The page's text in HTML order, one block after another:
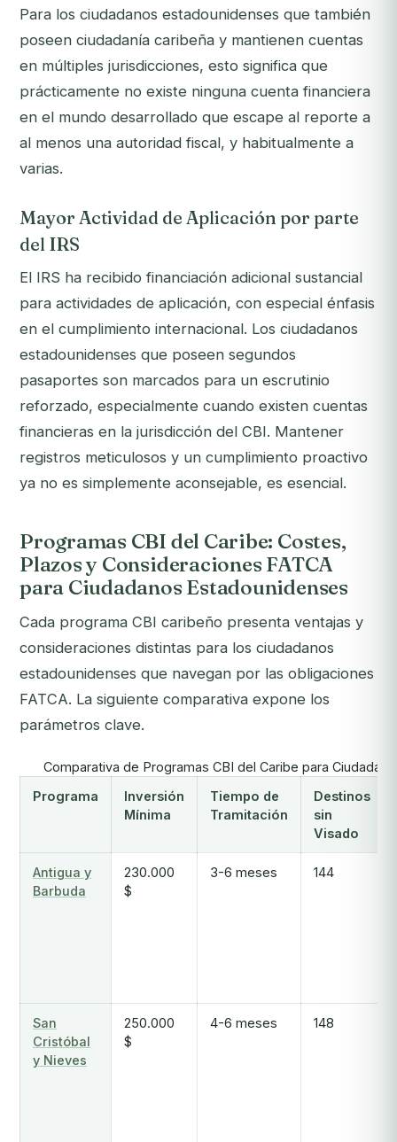
Para los ciudadanos estadounidenses que también
poseen ciudadanía caribeña y mantienen cuentas
en múltiples jurisdicciones, esto significa que
prácticamente no existe ninguna cuenta financiera
en el mundo desarrollado que escape al reporte a
al menos una autoridad fiscal, y habitualmente a
varias.
Mayor Actividad de Aplicación por parte
del IRS
El IRS ha recibido financiación adicional sustancial
para actividades de aplicación, con especial énfasis
en el cumplimiento internacional. Los ciudadanos
estadounidenses que poseen segundos
pasaportes son marcados para un escrutinio
reforzado, especialmente cuando existen cuentas
financieras en la jurisdicción del CBI. Mantener
registros meticulosos y un cumplimiento proactivo
ya no es simplemente aconsejable, es esencial.
Programas CBI del Caribe: Costes,
Plazos y Consideraciones FATCA
para Ciudadanos Estadounidenses
Cada programa CBI caribeño presenta ventajas y
consideraciones distintas para los ciudadanos
estadounidenses que navegan por las obligaciones
FATCA. La siguiente comparativa expone los
parámetros clave.
Comparativa de Programas CBI del Caribe para
Programa
Inversión
Mínima
Tiempo de
Tramitación
Destinos
sin
Visado
Antigua y
Barbuda
230.000
$
3-6 meses 144
San
Cristóbal
y Nieves
250.000
$
4-6 meses 148